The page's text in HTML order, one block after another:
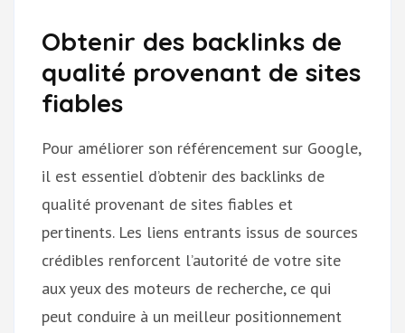
Obtenir des backlinks de
qualité provenant de sites
fiables
Pour améliorer son référencement sur Google,
il est essentiel d’obtenir des backlinks de
qualité provenant de sites fiables et
pertinents. Les liens entrants issus de sources
crédibles renforcent l’autorité de votre site
aux yeux des moteurs de recherche, ce qui
peut conduire à un meilleur positionnement